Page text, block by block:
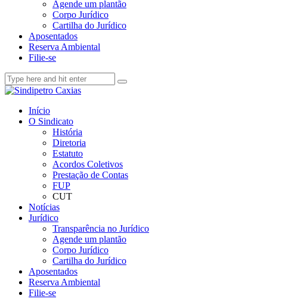
Agende um plantão
Corpo Jurídico
Cartilha do Jurídico
Aposentados
Reserva Ambiental
Filie-se
Início
O Sindicato
História
Diretoria
Estatuto
Acordos Coletivos
Prestação de Contas
FUP
CUT
Notícias
Jurídico
Transparência no Jurídico
Agende um plantão
Corpo Jurídico
Cartilha do Jurídico
Aposentados
Reserva Ambiental
Filie-se